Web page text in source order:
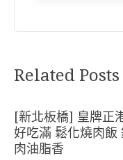
Related Posts
[新北板橋] 皇牌正
好吃滿 鬆化燒肉飯
肉油脂香